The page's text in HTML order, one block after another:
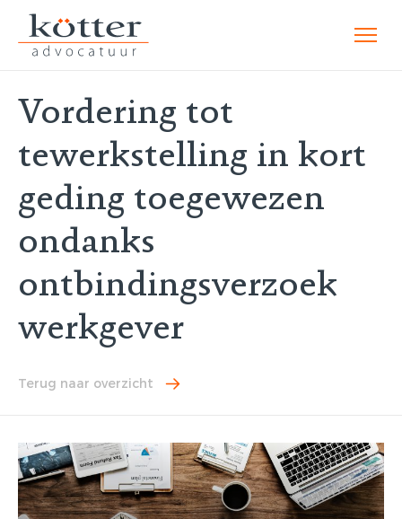
Vordering tot
tewerkstelling in kort
geding toegewezen
ondanks
ontbindingsverzoek
werkgever
Terug naar overzicht